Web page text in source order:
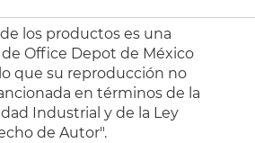
los productos es una
Office Depot de México
lo que su reproducción no
en términos de la
Industrial y de la Ley
de Autor".